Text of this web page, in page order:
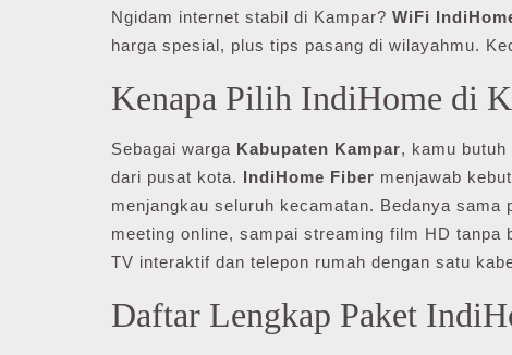
Ngidam internet stabil di Kampar? WiFi
harga spesial, plus tips pasang di wilayahmu.
Kenapa Pilih IndiHome di
Sebagai warga Kabupaten Kampar, kamu
dari pusat kota. IndiHome Fiber menjawab
menjangkau seluruh kecamatan. Bedanya
meeting online, sampai streaming film HD
TV interaktif dan telepon rumah dengan satu
Daftar Lengkap Paket